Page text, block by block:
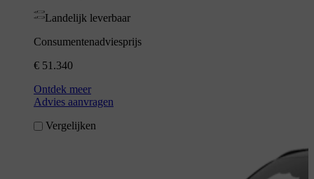
Landelijk leverbaar
Consumentenadviesprijs
€ 51.340
Ontdek meer
Advies aanvragen
Vergelijken